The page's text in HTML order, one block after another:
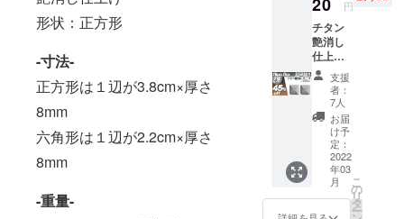
形状：正方形
-寸法-
正方形は１辺が3.8cm×厚さ
8mm
六角形は１辺が2.2cm×厚さ
8mm
-重量-
円
チタン
艶消し
仕上げ2
個セッ
ト(正方
形のみ)
45%OF
F 定価
17,490
円(税
込、送
料込み)
支援
者：
7人
お届
け予
定：
2022
年03
月
こ
の
リ
タ
ー